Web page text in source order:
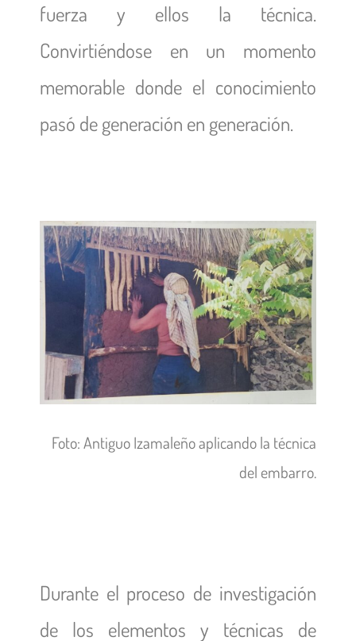
fuerza y ellos la técnica.
Convirtiéndose en un momento
memorable donde el conocimiento
pasó de generación en generación.
Foto: Antiguo Izamaleño aplicando la técnica
del embarro.
Durante el proceso de investigación
de los elementos y técnicas de